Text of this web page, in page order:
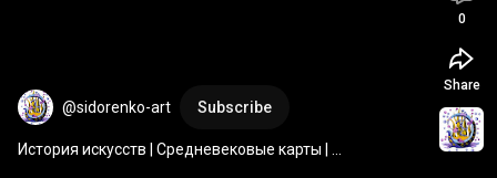
@sidorenko-art Subscribe
История искусств | Средневековые карты |
0
Share